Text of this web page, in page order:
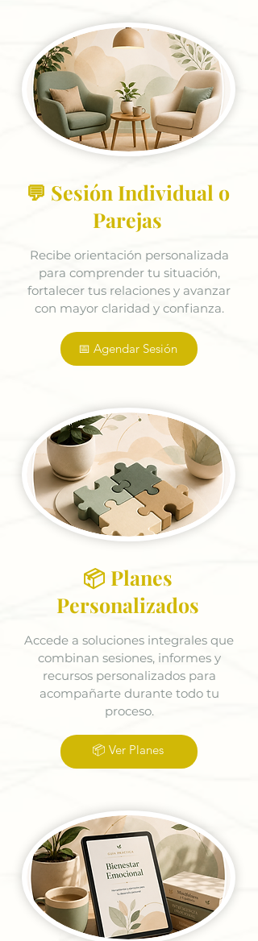
💬 Sesión Individual o
Parejas
Recibe orientación personalizada
para comprender tu situación,
fortalecer tus relaciones y avanzar
con mayor claridad y confianza.
📅 Agendar Sesión
📦 Planes
Personalizados
Accede a soluciones integrales que
combinan sesiones, informes y
recursos personalizados para
acompañarte durante todo tu
proceso.
📦 Ver Planes